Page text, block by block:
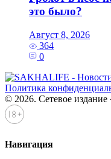
это было?
Август 8, 2026
364
0
Политика
© 2026. Сетевое
Навигация